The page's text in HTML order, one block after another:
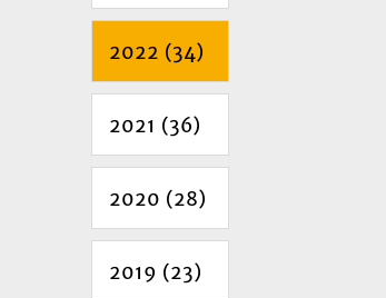
2022 (34)
2021 (36)
2020 (28)
2019 (23)